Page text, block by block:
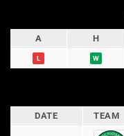
A H
L W
DATE TEAM